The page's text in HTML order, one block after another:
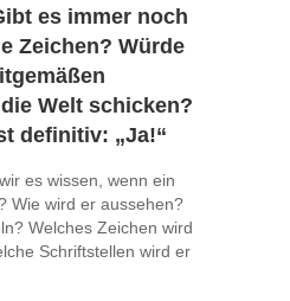
es immer noch
Zeichen? Würde
Welt schicken?
definitiv: „Ja!“
es wissen, wenn ein
Wie wird er aussehen?
Welches Zeichen wird
Schriftstellen wird er